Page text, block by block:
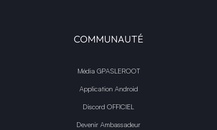
COMMUNAUTÉ
Média GPASLEROOT
Application Android
Discord OFFICIEL
Devenir Ambassadeur